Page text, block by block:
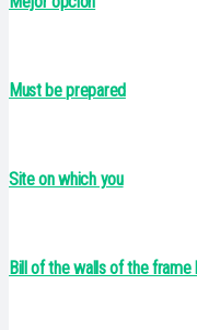
Must be prepared
Site on which you
Bill of the walls of the frame